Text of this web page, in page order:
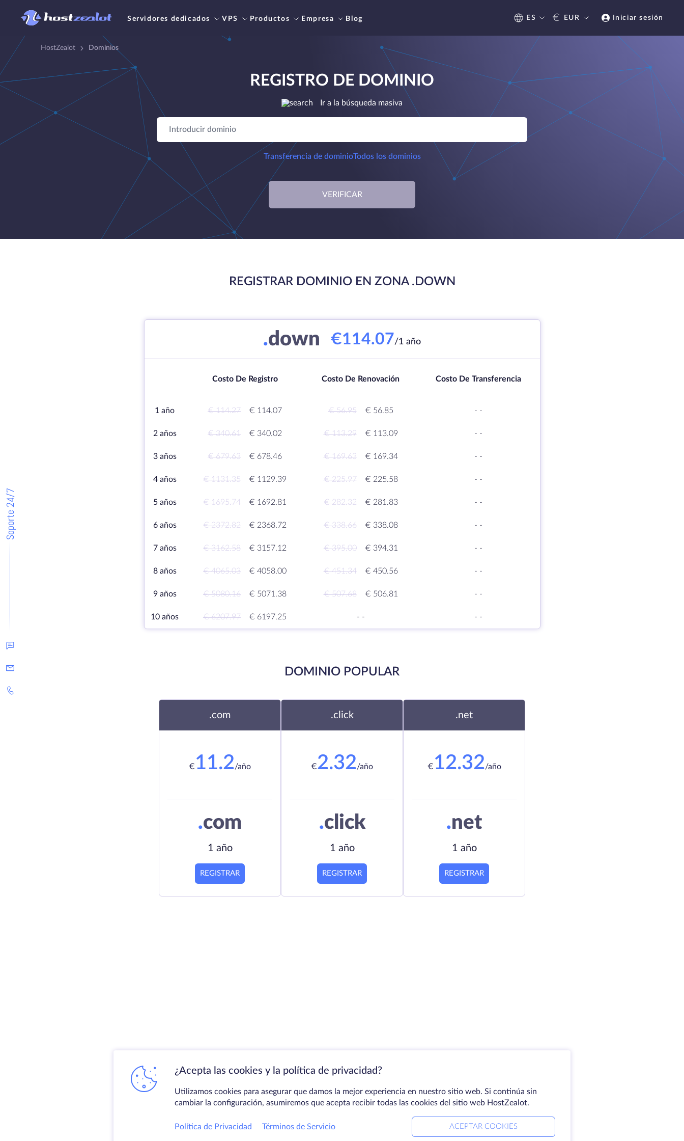
Servidores dedicados VPS Productos Empresa Blog ES € EUR Iniciar sesión
Soporte 24/7
HostZealot Dominios
REGISTRO DE DOMINIO
Ir a la búsqueda masiva
Transferencia de dominioTodos los dominios
VERIFICAR
REGISTRAR DOMINIO EN ZONA .DOWN
.down €114.07/1 año
Costo De Registro Costo De Renovación Costo De Transferencia
1 año € 114.27 € 114.07 € 56.95 € 56.85 - -
2 años € 340.61 € 340.02 € 113.29 € 113.09 - -
3 años € 679.63 € 678.46 € 169.63 € 169.34 - -
4 años € 1131.35 € 1129.39 € 225.97 € 225.58 - -
5 años € 1695.74 € 1692.81 € 282.32 € 281.83 - -
6 años € 2372.82 € 2368.72 € 338.66 € 338.08 - -
7 años € 3162.58 € 3157.12 € 395.00 € 394.31 - -
8 años € 4065.03 € 4058.00 € 451.34 € 450.56 - -
9 años € 5080.16 € 5071.38 € 507.68 € 506.81 - -
10 años € 6207.97 € 6197.25 - - - -
DOMINIO POPULAR
.com
€ 11.2/año
.com
1 año
REGISTRAR
.click
€2.32/año
.click
1 año
REGISTRAR
.net
€ 12.32/año
.net
1 año
REGISTRAR
¿Acepta las cookies y la política de privacidad?
Utilizamos cookies para asegurar que damos la mejor experiencia en nuestro sitio web. Si continúa sin
cambiar la configuración, asumiremos que acepta recibir todas las cookies del sitio web HostZealot.
Política de Privacidad Términos de Servicio ACEPTAR COOKIES